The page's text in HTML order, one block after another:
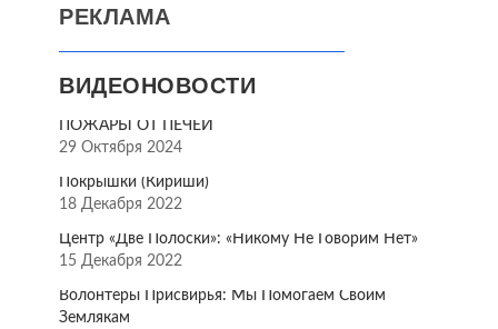
РЕКЛАМА
ВИДЕОНОВОСТИ
ПОЖАРЫ ОТ ПЕЧЕЙ
29 Октября 2024
Покрышки (Кириши)
18 Декабря 2022
Центр «Две Полоски»: «Никому Не Говорим Нет»
15 Декабря 2022
Волонтёры Присвирья: Мы Помогаем Своим
Землякам